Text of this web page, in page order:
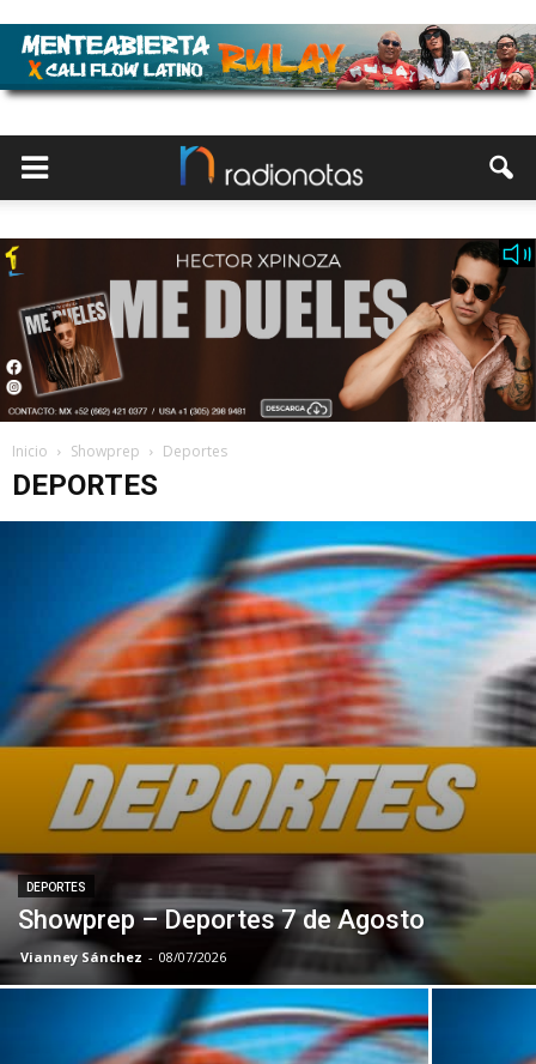
Inicio Showprep Deportes
DEPORTES
DEPORTES
Showprep – Deportes 7 de Agosto
Vianney Sánchez - 08/07/2026